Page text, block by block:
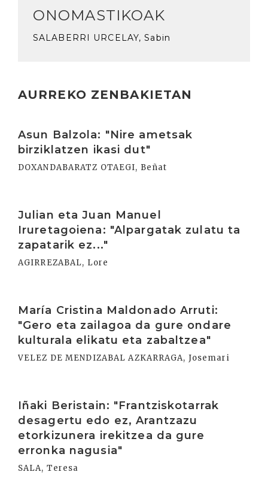
ONOMASTIKOAK
SALABERRI URCELAY, Sabin
AURREKO ZENBAKIETAN
Asun Balzola: "Nire ametsak
birziklatzen ikasi dut"
DOXANDABARATZ OTAEGI, Beñat
Julian eta Juan Manuel
Iruretagoiena: "Alpargatak zulatu ta
zapatarik ez..."
AGIRREZABAL, Lore
María Cristina Maldonado Arruti:
"Gero eta zailagoa da gure ondare
kulturala elikatu eta zabaltzea"
VELEZ DE MENDIZABAL AZKARRAGA, Josemari
Iñaki Beristain: "Frantziskotarrak
desagertu edo ez, Arantzazu
etorkizunera irekitzea da gure
erronka nagusia"
SALA, Teresa